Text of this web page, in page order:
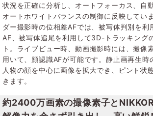
状況を正確に分析し、オートフォーカス、自
オートホワイトバランスの制御に反映してい
ダー撮影時の位相差AFでは、被写体判別を利
AF、被写体追尾を利用して3D-トラッキング
ト。ライブビュー時、動画撮影時には、撮像
用いて、顔認識AFが可能です。静止画再生時
人物の顔を中心に画像を拡大でき、ピント状
きます。
約2400万画素の撮像素子と